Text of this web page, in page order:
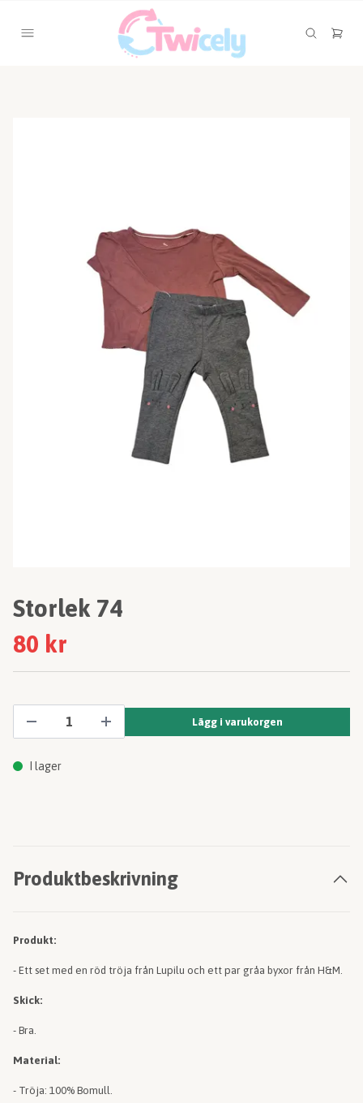
Storlek 74
80 kr
Lägg i varukorgen
I lager
Produktbeskrivning
Produkt:
- Ett set med en röd tröja från Lupilu och ett par gråa byxor från H&M.
Skick:
- Bra.
Material:
- Tröja: 100% Bomull.